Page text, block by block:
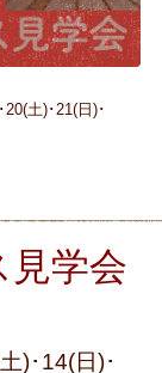
土)･21(日)･
見学会
)･14(日)･